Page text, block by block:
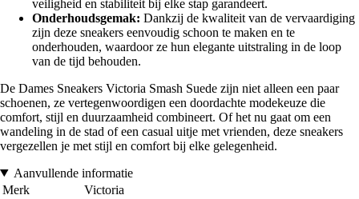
veiligheid en stabiliteit bij elke stap garandeert.
Onderhoudsgemak: Dankzij de kwaliteit van de vervaardiging
zijn deze sneakers eenvoudig schoon te maken en te
onderhouden, waardoor ze hun elegante uitstraling in de loop
van de tijd behouden.
De Dames Sneakers Victoria Smash Suede zijn niet alleen een paar
schoenen, ze vertegenwoordigen een doordachte modekeuze die
comfort, stijl en duurzaamheid combineert. Of het nu gaat om een
wandeling in de stad of een casual uitje met vrienden, deze sneakers
vergezellen je met stijl en comfort bij elke gelegenheid.
Aanvullende informatie
Merk
Victoria